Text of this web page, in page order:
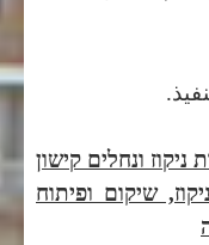
ניקוז ונחלים קישון
שיקום ופיתוח